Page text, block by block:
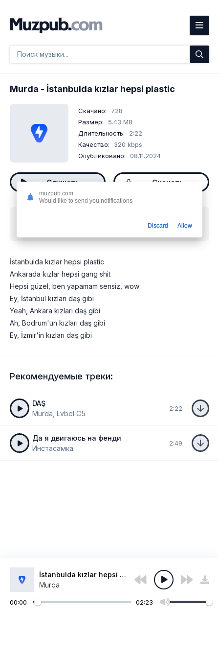
Murda - İstanbulda kızlar hepsi plastic
Скачано:
728
Размер:
5.43 MB
Длительность:
2:22
Качество:
320 kbps
Опубликовано:
08.11.2024
Слушать Скачать
İstanbulda kızlar hepsi plastic
Ankarada kızlar hepsi gang shit
Hepsi güzel, ben yapamam sensiz, wow
Ey, İstanbul kızları daş gibi
Yeah, Ankara kızları daş gibi
Ah, Bodrum'un kızları daş gibi
Ey, İzmir'in kızları daş gibi
Рекомендуемые треки:
DAŞ
Murda, Lvbel C5
2:22
Да я двигаюсь на фенди
Инстасамка
2:49
İstanbulda kızlar hepsi plastic
Murda
00:00 02:23
muzpub.com
Would like to send you notifications
Discard Allow